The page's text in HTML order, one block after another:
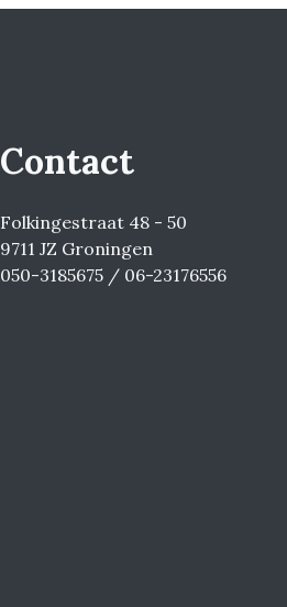
Contact
Folkingestraat 48 - 50
9711 JZ Groningen
050-3185675 / 06-23176556